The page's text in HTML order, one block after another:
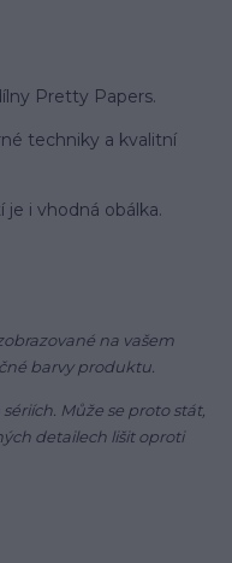
Pretty Papers.
techniky a kvalitní
je i vhodná obálka.
na vašem
barvy produktu.
Může se proto stát,
detailech lišit oproti